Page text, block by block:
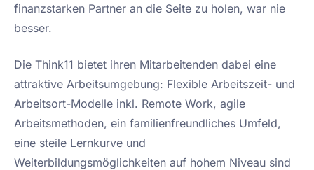
finanzstarken Partner an die Seite zu holen, war nie
besser.
Die Think11 bietet ihren Mitarbeitenden dabei eine
attraktive Arbeitsumgebung: Flexible Arbeitszeit- und
Arbeitsort-Modelle inkl. Remote Work, agile
Arbeitsmethoden, ein familienfreundliches Umfeld,
eine steile Lernkurve und
Weiterbildungsmöglichkeiten auf hohem Niveau sind